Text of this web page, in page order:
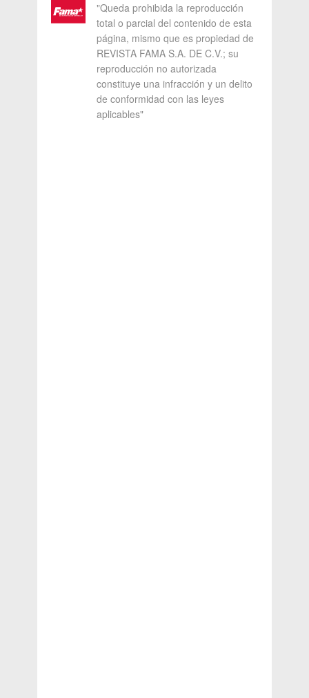
"Queda prohibida la reproducción
total o parcial del contenido de esta
página, mismo que es propiedad de
REVISTA FAMA S.A. DE C.V.; su
reproducción no autorizada
constituye una infracción y un delito
de conformidad con las leyes
aplicables"